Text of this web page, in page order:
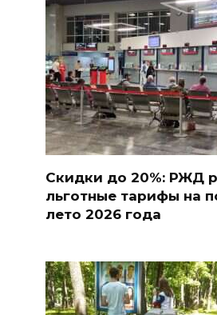
Скидки до 20%: РЖД
льготные тарифы на
лето 2026 года